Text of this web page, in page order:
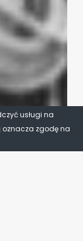
usługi na
oznacza zgodę na